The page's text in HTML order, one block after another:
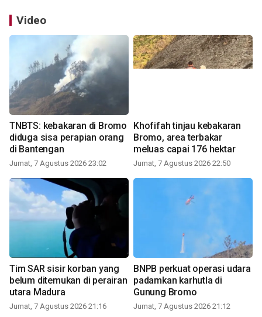
Video
TNBTS: kebakaran di Bromo
diduga sisa perapian orang
di Bantengan
Jumat, 7 Agustus 2026 23:02
Khofifah tinjau kebakaran
Bromo, area terbakar
meluas capai 176 hektar
Jumat, 7 Agustus 2026 22:50
Tim SAR sisir korban yang
belum ditemukan di perairan
utara Madura
Jumat, 7 Agustus 2026 21:16
BNPB perkuat operasi udara
padamkan karhutla di
Gunung Bromo
Jumat, 7 Agustus 2026 21:12